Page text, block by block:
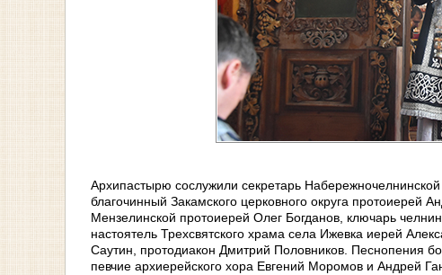
Архипастырю сослужили секретарь
благочинный Закамского церковного округа
Мензелинской протоиерей Олег Богданов, ключарь
настоятель Трехсвятского храма села Ижевка иерей
Саутин, протодиакон Дмитрий Половников. Песнопения
певчие архиерейского хора Евгений Моромов и Андрей